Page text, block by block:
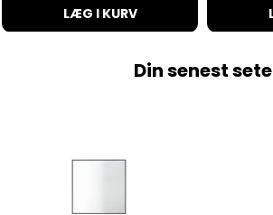
LÆG I KURV
Din senest sete